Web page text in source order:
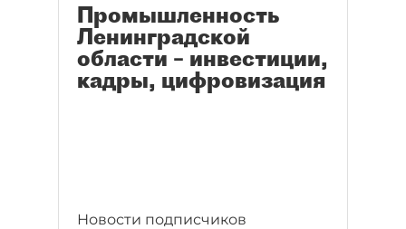
Промышленность
Ленинградской
области – инвестиции,
кадры, цифровизация
Новости подписчиков